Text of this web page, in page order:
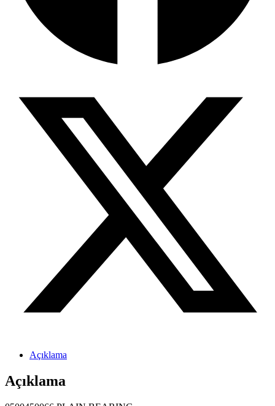
Açıklama
Açıklama